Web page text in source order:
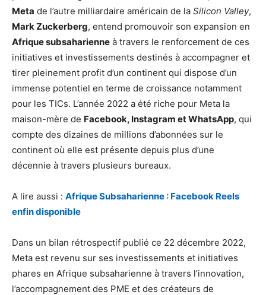
Meta de l’autre milliardaire américain de la Silicon Valley,
Mark Zuckerberg, entend promouvoir son expansion en
Afrique subsaharienne à travers le renforcement de ces
initiatives et investissements destinés à accompagner et
tirer pleinement profit d’un continent qui dispose d’un
immense potentiel en terme de croissance notamment
pour les TICs. L’année 2022 a été riche pour Meta la
maison-mère de Facebook, Instagram et WhatsApp, qui
compte des dizaines de millions d’abonnées sur le
continent où elle est présente depuis plus d’une
décennie à travers plusieurs bureaux.
A lire aussi : Afrique Subsaharienne : Facebook Reels
enfin disponible
Dans un bilan rétrospectif publié ce 22 décembre 2022,
Meta est revenu sur ses investissements et initiatives
phares en Afrique subsaharienne à travers l’innovation,
l’accompagnement des PME et des créateurs de